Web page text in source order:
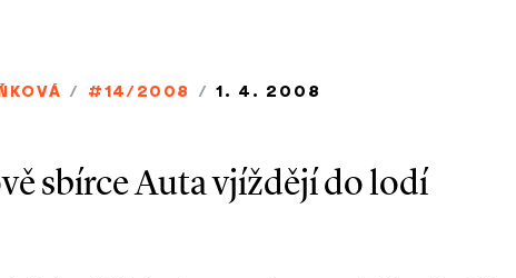
/ #14/2008 / 1. 4. 2008
sbírce Auta vjíždějí do lodí